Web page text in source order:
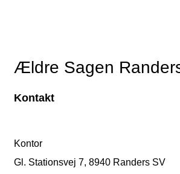
Ældre Sagen
Kontakt
Kontor
Gl. Stationsvej 7, 8940 Randers SV